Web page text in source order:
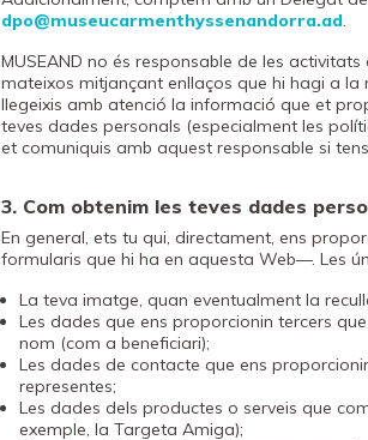
dpo@museucarmenthyssenandorra.ad.
MUSEAND no és responsable de les
mateixos mitjançant enllaços que hi hagi a
llegeixis amb atenció la informació que et
teves dades personals (especialment les
et comuniquis amb aquest responsable si
3. Com obtenim les teves dades
En general, ets tu qui, directament, ens
formularis que hi ha en aquesta Web—. Les
La teva imatge, quan eventualment la
Les dades que ens proporcionin tercers
nom (com a beneficiari);
Les dades de contacte que ens
representes;
Les dades dels productes o serveis que
exemple, la Targeta Amiga);